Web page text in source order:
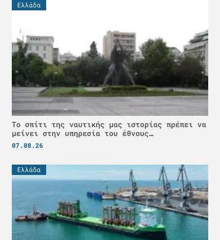
Ελλάδα
Το σπίτι της ναυτικής μας ιστορίας πρέπει να
μείνει στην υπηρεσία του έθνους…
07.08.26
Ελλάδα